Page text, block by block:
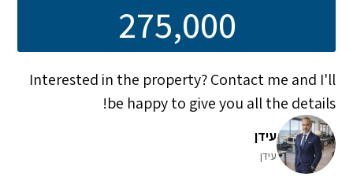
275,000
Interested in the property? Contact me and I'll
be happy to give you all the details!
עידן
עידן